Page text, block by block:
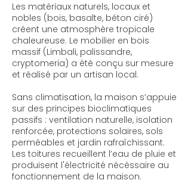
Les matériaux naturels, locaux et
nobles (bois, basalte, béton ciré)
créent une atmosphère tropicale
chaleureuse. Le mobilier en bois
massif (Limbali, palissandre,
cryptomeria) a été conçu sur mesure
et réalisé par un artisan local.
Sans climatisation, la maison s’appuie
sur des principes bioclimatiques
passifs : ventilation naturelle, isolation
renforcée, protections solaires, sols
perméables et jardin rafraîchissant.
Les toitures recueillent l’eau de pluie et
produisent l'électricité nécéssaire au
fonctionnement de la maison.